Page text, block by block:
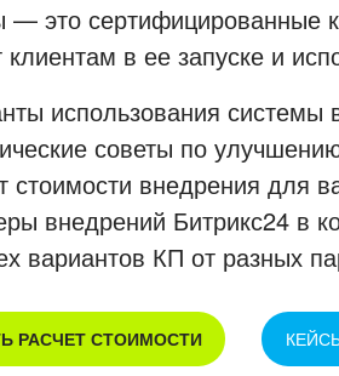
— это сертифицированные
в ее запуске и
использования системы
советы по
стоимости внедрения для
внедрений Битрикс24 в
вариантов КП от разных
РАСЧЕТ СТОИМОСТИ